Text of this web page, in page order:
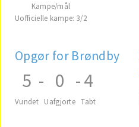
Kampe/mål
Uofficielle kampe: 3/2
Opgør for Brøndby
5
Vundet
- 0
Uafgjorte
-4
Tabt